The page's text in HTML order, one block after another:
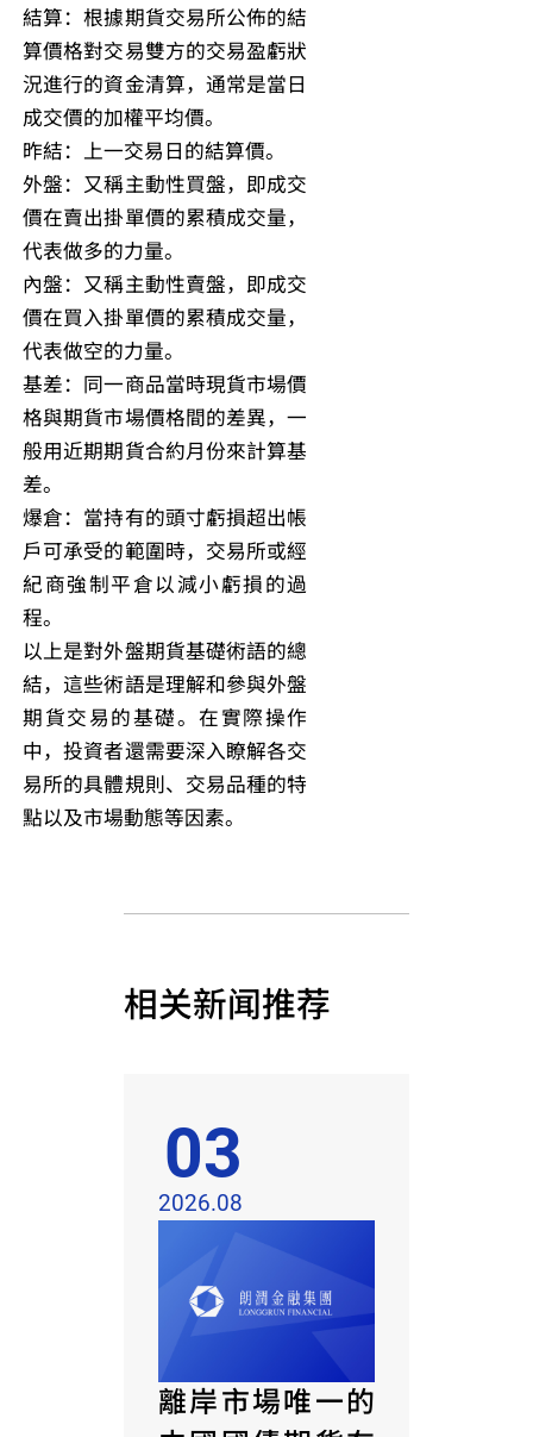
結算：根據期貨交易所公佈的結
算價格對交易雙方的交易盈虧狀
況進行的資金清算，通常是當日
成交價的加權平均價。
昨結：上一交易日的結算價。
外盤：又稱主動性買盤，即成交
價在賣出掛單價的累積成交量，
代表做多的力量。
內盤：又稱主動性賣盤，即成交
價在買入掛單價的累積成交量，
代表做空的力量。
基差：同一商品當時現貨市場價
格與期貨市場價格間的差異，一
般用近期期貨合約月份來計算基
差。
爆倉：當持有的頭寸虧損超出帳
戶可承受的範圍時，交易所或經
紀商強制平倉以減小虧損的過
程。
以上是對外盤期貨基礎術語的總
結，這些術語是理解和參與外盤
期貨交易的基礎。在實際操作
中，投資者還需要深入瞭解各交
易所的具體規則、交易品種的特
點以及市場動態等因素。
相关新闻推荐
離岸市場唯一的
03
2026.08